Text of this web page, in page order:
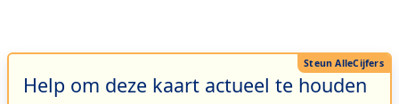
Help om deze kaart actueel te houden